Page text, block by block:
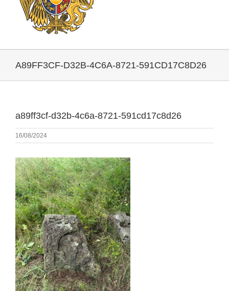
A89FF3CF-D32B-4C6A-8721-591CD17C8D26
a89ff3cf-d32b-4c6a-8721-591cd17c8d26
16/08/2024